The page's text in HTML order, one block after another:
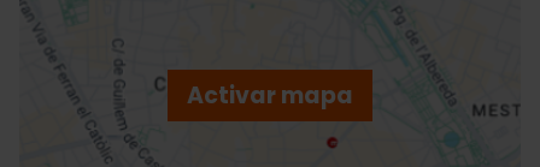
Activar mapa